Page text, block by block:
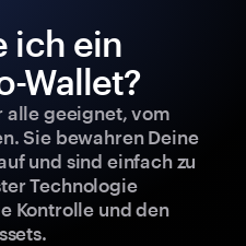
ich ein
Wallet?
alle geeignet, vom
Sie bewahren Deine
und sind einfach zu
Technologie
Kontrolle und den